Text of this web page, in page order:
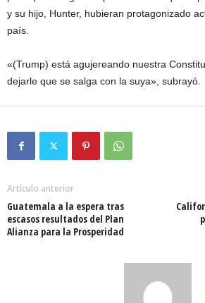
y su hijo, Hunter, hubieran protagonizado
país.
«(Trump) está agujereando nuestra
dejarle que se salga con la suya», subrayó.
Artículo anterior
Guatemala a la espera tras
escasos resultados del Plan
Alianza para la Prosperidad